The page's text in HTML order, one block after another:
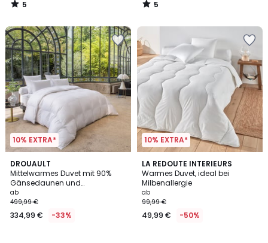
5
/
5
/
10% EXTRA*
DROUAULT
Mittelwarmes Duvet mit 90%
Gänsedaunen und
Milbenschutz
ab
499,99 €
334,99 € -33%
5
/
5
10% EXTRA*
LA REDOUTE INTERIEURS
Warmes Duvet, ideal bei
Milbenallergie
ab
99,99 €
49,99 € -50%
4,5
/ 5